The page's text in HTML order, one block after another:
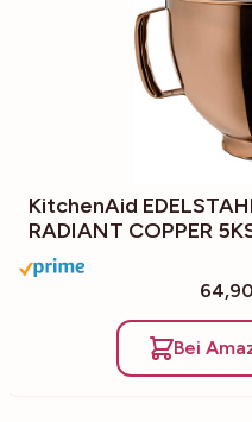
KitchenAid
RADIANT COPPER
Bei